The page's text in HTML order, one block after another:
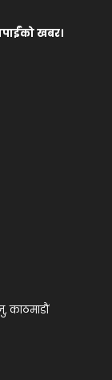
खबर।
काठमाडौं